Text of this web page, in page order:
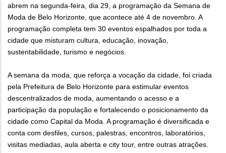
abrem na segunda-feira, dia 29, a programação da Semana de
Moda de Belo Horizonte, que acontece até 4 de novembro. A
programação completa tem 30 eventos espalhados por toda a
cidade que misturam cultura, educação, inovação,
sustentabilidade, turismo e negócios.
A semana da moda, que reforça a vocação da cidade, foi criada
pela Prefeitura de Belo Horizonte para estimular eventos
descentralizados de moda, aumentando o acesso e a
participação da população e fortalecendo o posicionamento da
cidade como Capital da Moda. A programação é diversificada e
conta com desfiles, cursos, palestras, encontros, laboratórios,
visitas mediadas, aula aberta e city tour, entre outras atrações.